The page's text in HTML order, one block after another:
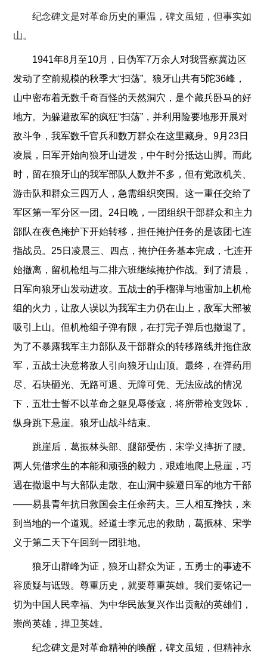
纪念碑文是对革命历史的重温，碑文虽短，但事实如
山。
1941年8月至10月，日伪军7万余人对我晋察冀边区
发动了空前规模的秋季大“扫荡”。狼牙山共有5陀36峰，
山中密布着无数千奇百怪的天然洞穴，是个藏兵卧马的好
地方。为躲避敌军的疯狂“扫荡”，并利用险要地形开展对
敌斗争，我军数千官兵和数万群众在这里藏身。9月23日
凌晨，日军开始向狼牙山进发，中午时分抵达山脚。而此
时，留在狼牙山的我军部队人数并不多，但有党政机关、
游击队和群众三四万人，急需组织突围。这一重任交给了
军区第一军分区一团。24日晚，一团组织干部群众和主力
部队在夜色掩护下开始转移，担任掩护任务的是该团七连
指战员。25日凌晨三、四点，掩护任务基本完成，七连开
始撤离，留机枪组与二排六班继续掩护作战。到了清晨，
日军向狼牙山发动进攻。五战士的手榴弹与地雷加上机枪
组的火力，让敌人误以为我军主力仍在山上，敌军大部被
吸引上山。但机枪组子弹有限，在打完子弹后也撤退了。
为了不暴露我军主力部队及干部群众的转移路线并拖住敌
军，五战士决意将敌人引向狼牙山山顶。最终，在弹药用
尽、石块砸光、无路可退、无障可凭、无法应战的情况
下，五壮士誓不以革命之躯见辱倭寇，将所带枪支毁坏，
纵身跳下悬崖。狼牙山战斗结束。
跳崖后，葛振林头部、腿部受伤，宋学义摔折了腰。
两人凭借求生的本能和顽强的毅力，艰难地爬上悬崖，巧
遇在撤退中与大部队走散、在山洞中躲避日军的地方干部
——易县青年抗日救国会主任余药夫。三人相互搀扶，来
到当地的一个道观。经道士李元忠的救助，葛振林、宋学
义于第二天下午回到一团驻地。
狼牙山群峰为证，狼牙山群众为证，五勇士的事迹不
容质疑与诋毁。尊重历史，就要尊重英雄。我们要铭记一
切为中国人民幸福、为中华民族复兴作出贡献的英雄们，
崇尚英雄，捍卫英雄。
纪念碑文是对革命精神的唤醒，碑文虽短，但精神永